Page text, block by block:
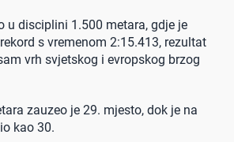
u disciplini 1.500 metara, gdje je
s vremenom 2:15.413, rezultat
vrh svjetskog i evropskog brzog
zauzeo je 29. mjesto, dok je na
kao 30.